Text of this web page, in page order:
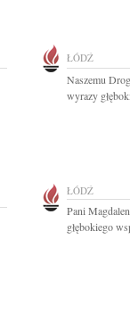
ŁÓDŹ
Naszemu
wyrazy
ŁÓDŹ
Pani
głębokiego